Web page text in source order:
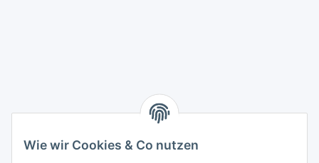
Wie wir Cookies & Co nutzen